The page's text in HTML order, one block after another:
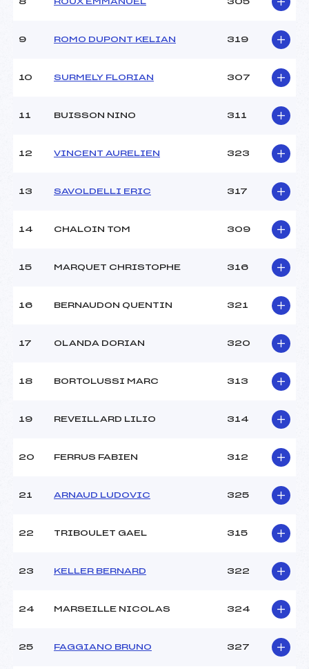
8 ROUX EMMANUEL 305
9 ROMO DUPONT KELIAN 319
10 SURMELY FLORIAN 307
11 BUISSON NINO 311
12 VINCENT AURELIEN 323
13 SAVOLDELLI ERIC 317
14 CHALOIN TOM 309
15 MARQUET CHRISTOPHE 316
16 BERNAUDON QUENTIN 321
17 OLANDA DORIAN 320
18 BORTOLUSSI MARC 313
19 REVEILLARD LILIO 314
20 FERRUS FABIEN 312
21 ARNAUD LUDOVIC 325
22 TRIBOULET GAEL 315
23 KELLER BERNARD 322
24 MARSEILLE NICOLAS 324
25 FAGGIANO BRUNO 327